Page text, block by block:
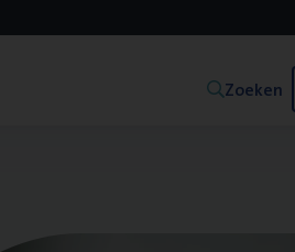
Zoeken